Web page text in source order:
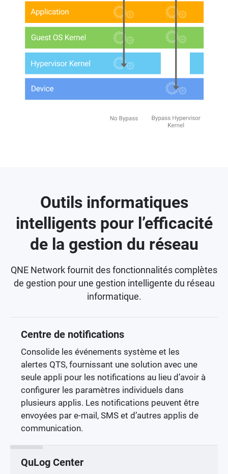
Outils informatiques
intelligents pour l’efficacité
de la gestion du réseau
QNE Network fournit des fonctionnalités complètes
de gestion pour une gestion intelligente du réseau
informatique.
Centre de notifications
Consolide les événements système et les
alertes QTS, fournissant une solution avec une
seule appli pour les notifications au lieu d’avoir à
configurer les paramètres individuels dans
plusieurs applis. Les notifications peuvent être
envoyées par e-mail, SMS et d’autres applis de
communication.
QuLog Center